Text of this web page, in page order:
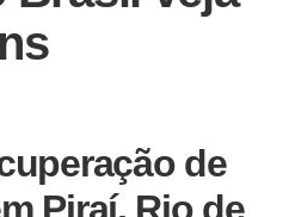
de
Piraí, Rio de